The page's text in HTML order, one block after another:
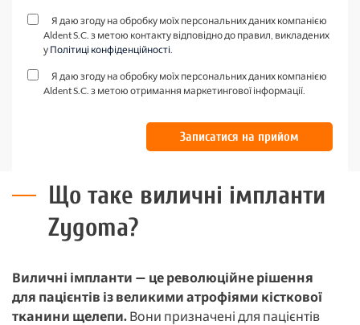
Я даю згоду на обробку моїх персональних даних компанією
Aldent S.C. з метою контакту відповідно до правил, викладених
у Політиці конфіденційності.
Я даю згоду на обробку моїх персональних даних компанією
Aldent S.C. з метою отримання маркетингової інформації.
Що таке виличні імпланти
Zygoma?
Виличні імпланти — це революційне рішення
для пацієнтів із великими атрофіями кісткової
тканини щелепи. Вони призначені для пацієнтів